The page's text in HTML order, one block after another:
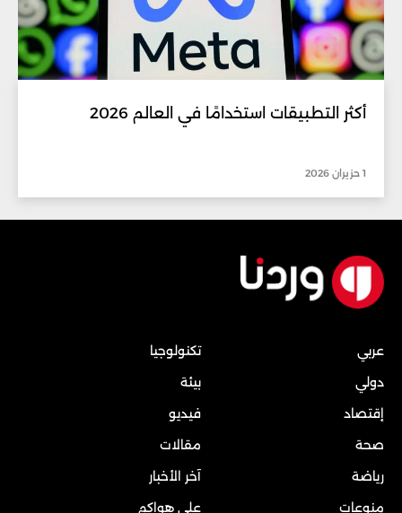
أكثر التطبيقات استخدامًا في العالم 2026
1 حزيران 2026
عربي
دولي
إقتصاد
صحة
رياضة
منوعات
تكنولوجيا
بيئة
فيديو
مقالات
آخر الأخبار
على هواكم